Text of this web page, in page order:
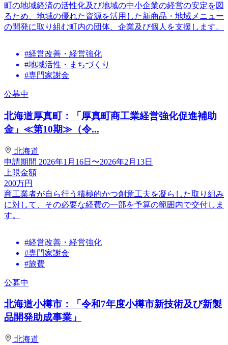
町の地域経済の活性化及び地域の中小企業の経営の安定を図
るため、地域の優れた資源を活用した新商品・地域メニュー
の開発に取り組む町内の団体、企業及び個人を支援します。
#経営改善・経営強化
#地域活性・まちづくり
#専門家謝金
公募中
北海道厚真町：「厚真町商工業経営強化促進補助
金」≪第10期≫（令...
北海道
申請期間 2026年1月16日〜2026年2月13日
上限金額
200万円
商工業者が自ら行う積極的かつ創意工夫を凝らした取り組み
に対して、その必要な経費の一部を予算の範囲内で交付しま
す。
#経営改善・経営強化
#専門家謝金
#旅費
公募中
北海道小樽市：「令和7年度小樽市新技術及び新製
品開発助成事業」
北海道